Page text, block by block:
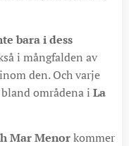
bara i dess
i mångfalden av
den. Och varje
områdena i La
Mar Menorkommer